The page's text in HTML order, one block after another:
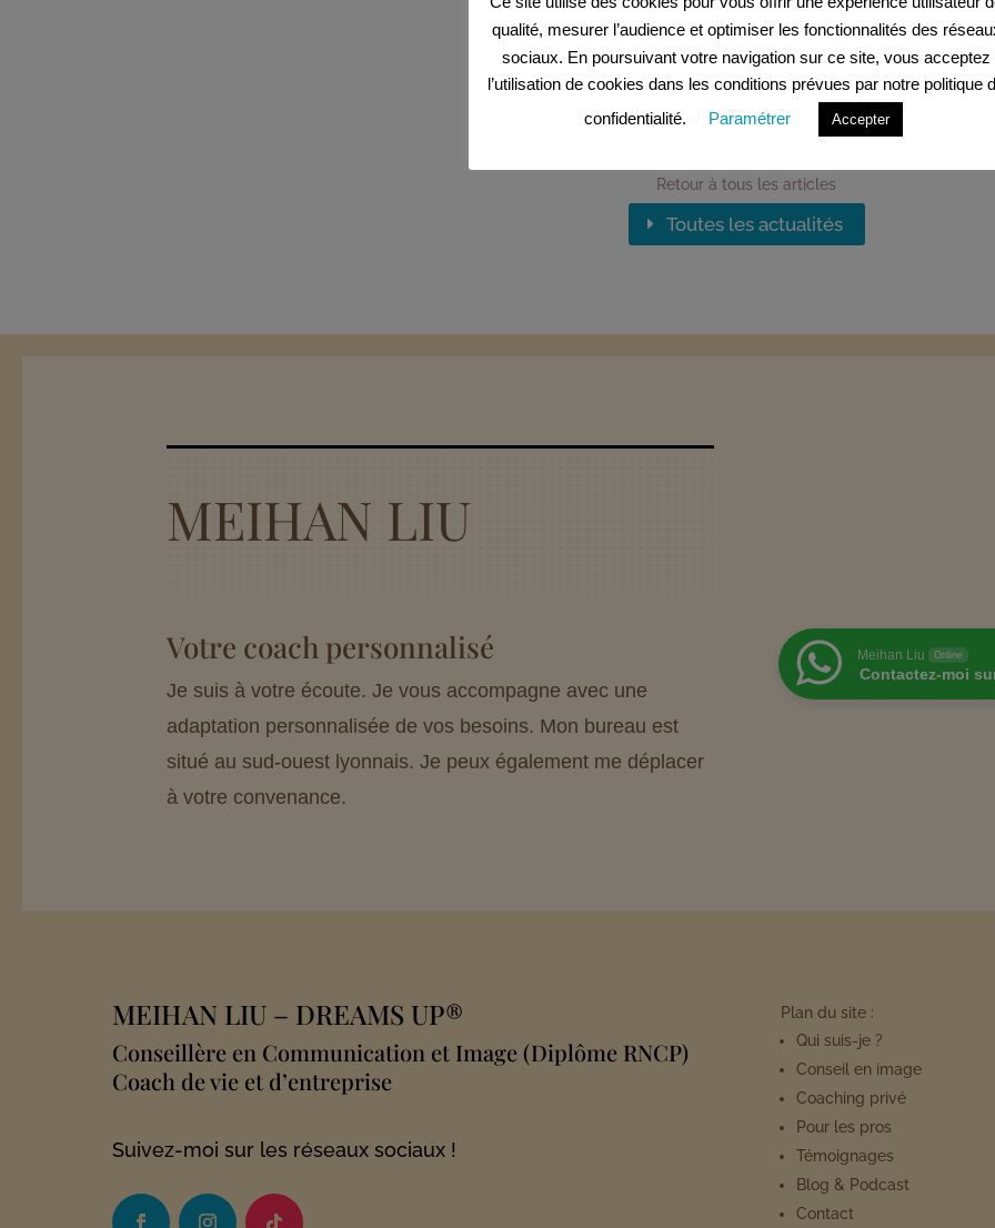
Retour à tous les articles
Toutes les actualités
MEIHAN LIU
Votre coach personnalisé
Je suis à votre écoute. Je vous accompagne avec une
adaptation personnalisée de vos besoins. Mon bureau est
situé au sud-ouest lyonnais. Je peux également me déplacer
à votre convenance.
Meihan Liu Online
Contactez-moi
MEIHAN LIU – DREAMS UP®
Conseillère en Communication et Image (Diplôme RNCP)
Coach de vie et d’entreprise
Suivez-moi sur les réseaux sociaux !
Plan du site :
Qui suis-je ?
Conseil en image
Coaching privé
Pour les pros
Témoignages
Blog & Podcast
Contact
qualité, mesurer l’audience et optimiser les fonctionnalités des
sociaux. En poursuivant votre navigation sur ce site, vous acceptez
l’utilisation de cookies dans les conditions prévues par notre politique
confidentialité.
Paramétrer Accepter